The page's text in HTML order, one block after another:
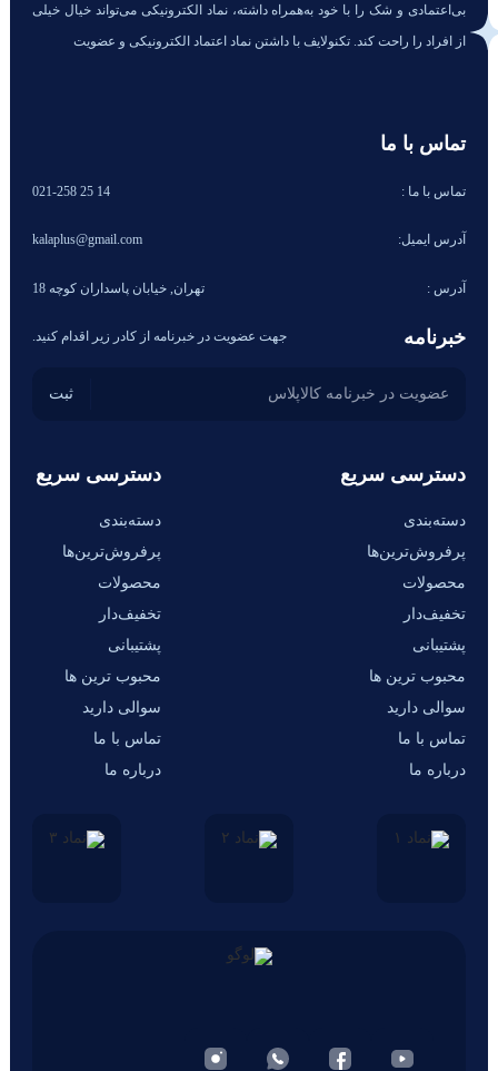
بی‌اعتمادی و شک را با خود به‌همراه داشته، نماد الکترونیکی می‌تواند خیال خیلی
از افراد را راحت کند. تکنولایف با داشتن نماد اعتماد الکترونیکی و عضویت
دسترسی سریع
دسته‌بندی
پرفروش‌ترین‌ها
محصولات
تخفیف‌دار
پشتیبانی
محبوب ترین ها
سوالی دارید
تماس با ما
درباره ما
تماس با ما
تماس با ما : 14 25 021-258
آدرس ایمیل: kalaplus@gmail.com
آدرس : تهران, خیابان پاسداران کوچه 18
خبرنامه جهت عضویت در خبرنامه از کادر زیر اقدام کنید.
دسترسی سریع
دسته‌بندی
پرفروش‌ترین‌ها
محصولات
تخفیف‌دار
پشتیبانی
محبوب ترین ها
سوالی دارید
تماس با ما
درباره ما